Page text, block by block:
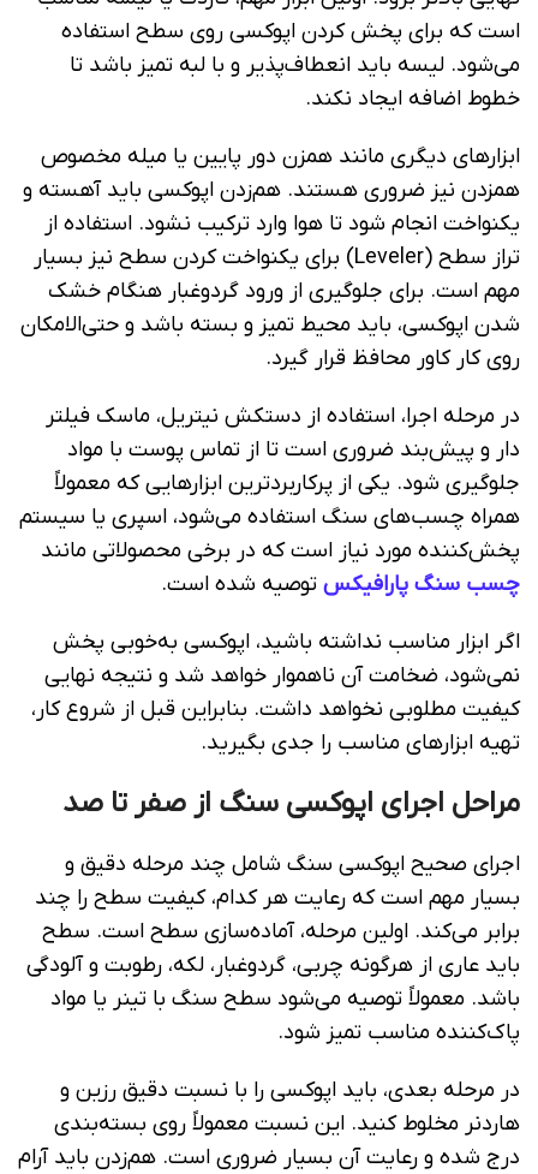
است که برای پخش کردن اپوکسی روی سطح استفاده
می‌شود. لیسه باید انعطاف‌پذیر و با لبه تمیز باشد تا
خطوط اضافه ایجاد نکند.
ابزارهای دیگری مانند همزن دور پایین یا میله مخصوص
همزدن نیز ضروری هستند. هم‌زدن اپوکسی باید آهسته و
یکنواخت انجام شود تا هوا وارد ترکیب نشود. استفاده از
تراز سطح (Leveler) برای یکنواخت کردن سطح نیز بسیار
مهم است. برای جلوگیری از ورود گردوغبار هنگام خشک
شدن اپوکسی، باید محیط تمیز و بسته باشد و حتی‌الامکان
روی کار کاور محافظ قرار گیرد.
در مرحله اجرا، استفاده از دستکش نیتریل، ماسک فیلتر
دار و پیش‌بند ضروری است تا از تماس پوست با مواد
جلوگیری شود. یکی از پرکاربردترین ابزارهایی که معمولاً
همراه چسب‌های سنگ استفاده می‌شود، اسپری یا سیستم
پخش‌کننده مورد نیاز است که در برخی محصولاتی مانند
چسب سنگ پارافیکس توصیه شده است.
اگر ابزار مناسب نداشته باشید، اپوکسی به‌خوبی پخش
نمی‌شود، ضخامت آن ناهموار خواهد شد و نتیجه نهایی
کیفیت مطلوبی نخواهد داشت. بنابراین قبل از شروع کار،
تهیه ابزارهای مناسب را جدی بگیرید.
مراحل اجرای اپوکسی سنگ از صفر تا صد
اجرای صحیح اپوکسی سنگ شامل چند مرحله دقیق و
بسیار مهم است که رعایت هر کدام، کیفیت سطح را چند
برابر می‌کند. اولین مرحله، آماده‌سازی سطح است. سطح
باید عاری از هرگونه چربی، گردوغبار، لکه، رطوبت و آلودگی
باشد. معمولاً توصیه می‌شود سطح سنگ با تینر یا مواد
پاک‌کننده مناسب تمیز شود.
در مرحله بعدی، باید اپوکسی را با نسبت دقیق رزین و
هاردنر مخلوط کنید. این نسبت معمولاً روی بسته‌بندی
درج شده و رعایت آن بسیار ضروری است. هم‌زدن باید آرام